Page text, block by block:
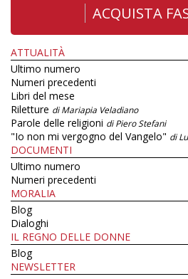
ACQUISTA
ATTUALITÀ
Ultimo numero
Numeri precedenti
Libri del mese
Riletture di Mariapia Veladiano
Parole delle religioni di Piero Stefani
"Io non mi vergogno del Vangelo" di
DOCUMENTI
Ultimo numero
Numeri precedenti
MORALIA
Blog
Dialoghi
IL REGNO DELLE DONNE
Blog
NEWSLETTER